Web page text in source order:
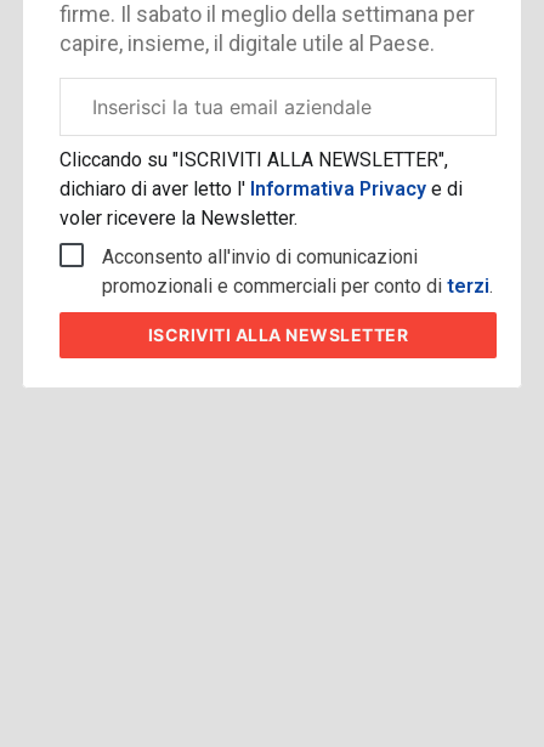
firme. Il sabato il meglio della settimana per
capire, insieme, il digitale utile al Paese.
aziendale
Cliccando su "ISCRIVITI ALLA NEWSLETTER",
dichiaro di aver letto l' Informativa Privacye di
voler ricevere la Newsletter.
Acconsento all'invio di comunicazioni
promozionali e commerciali per conto diterzi.
ISCRIVITI ALLA NEWSLETTER